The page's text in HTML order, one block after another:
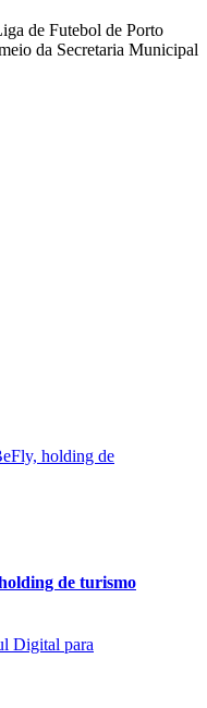
de Futebol de Porto
da Secretaria Municipal
de turismo